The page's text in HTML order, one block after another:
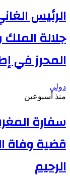
الرئيس
جلالة
المحرز في
دولي
منذ أسبوعين
سفارة
قضية وفاة
الرحيم